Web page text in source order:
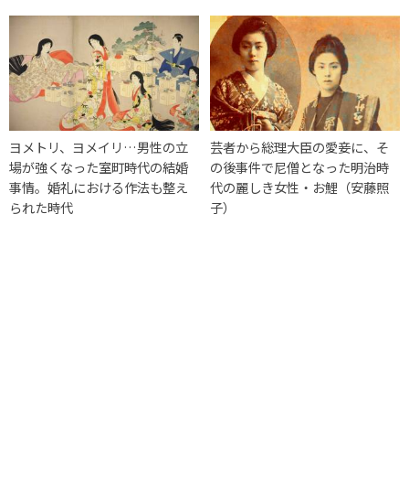
ヨメトリ、ヨメイリ…男性の立
場が強くなった室町時代の結婚
事情。婚礼における作法も整え
られた時代
芸者から総理大臣の愛妾に、そ
の後事件で尼僧となった明治時
代の麗しき女性・お鯉（安藤照
子）